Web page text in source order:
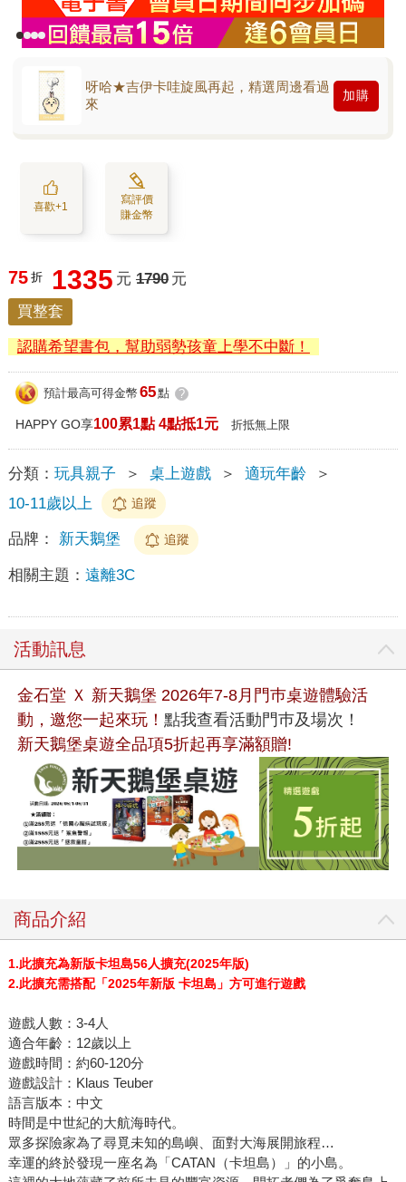
呀哈★吉伊卡哇旋風再起，精選周邊看過
來
加購
喜歡+1
寫評價
賺金幣
75 折 1335 元 1790 元
買整套
認購希望書包，幫助弱勢孩童上學不中斷！
預計最高可得金幣 65點 ?
HAPPY GO享100累1點 4點抵1元 折抵無上限
分類： 玩具親子 ＞ 桌上遊戲 ＞ 適玩年齡
＞
10-11歲以上
追蹤
品牌： 新天鵝堡 追蹤
相關主題： 遠離3C
活動訊息
金石堂 Ｘ 新天鵝堡 2026年7-8月門巿桌遊體驗活
動，邀您一起來玩！ 點我查看活動門巿及場次！
新天鵝堡桌遊全品項5折起再享滿額贈!
商品介紹
1.此擴充為新版卡坦島56人擴充(2025年版)
2.此擴充需搭配「2025年新版 卡坦島」方可進行遊戲
遊戲人數：3-4人
適合年齡：12歲以上
遊戲時間：約60-120分
遊戲設計：Klaus Teuber
語言版本：中文
時間是中世紀的大航海時代。
眾多探險家為了尋覓未知的島嶼、面對大海展開旅程…
幸運的終於發現一座名為「CATAN（卡坦島）」的小島。